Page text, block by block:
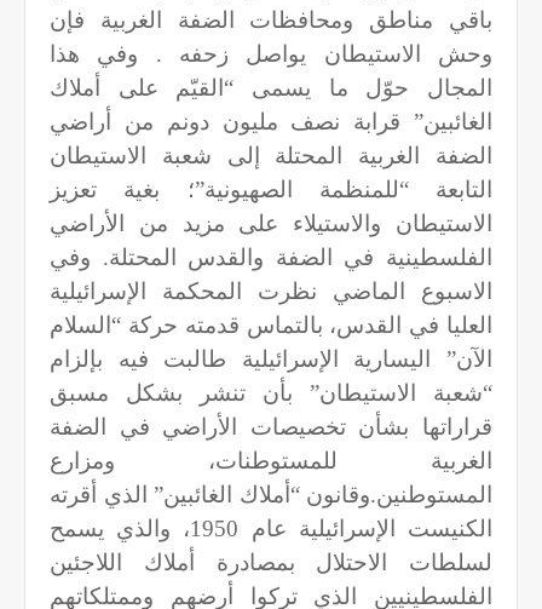
باقي مناطق ومحافظات الضفة الغربية فإن
وحش الاستيطان يواصل زحفه . وفي هذا
المجال حوّل ما يسمى “القيّم على أملاك
الغائبين” قرابة نصف مليون دونم من أراضي
الضفة الغربية المحتلة إلى شعبة الاستيطان
التابعة “للمنظمة الصهيونية”؛ بغية تعزيز
الاستيطان والاستيلاء على مزيد من الأراضي
الفلسطينية في الضفة والقدس المحتلة. وفي
الاسبوع الماضي نظرت المحكمة الإسرائيلية
العليا في القدس، بالتماس قدمته حركة “السلام
الآن” اليسارية الإسرائيلية طالبت فيه بإلزام
“شعبة الاستيطان” بأن تنشر بشكل مسبق
قراراتها بشأن تخصيصات الأراضي في الضفة
الغربية للمستوطنات، ومزارع
المستوطنين.وقانون “أملاك الغائبين” الذي أقرته
الكنيست الإسرائيلية عام 1950، والذي يسمح
لسلطات الاحتلال بمصادرة أملاك اللاجئين
الفلسطينيين الذي تركوا أرضهم وممتلكاتهم